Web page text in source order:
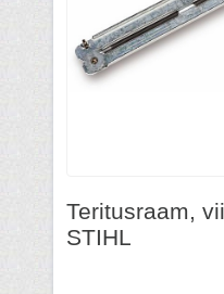
Teritusraam,
STIHL